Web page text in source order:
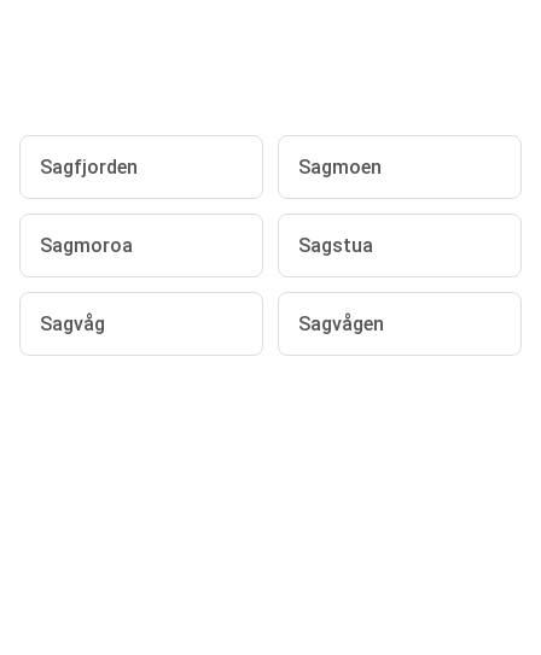
Sagfjorden Sagmoen
Sagmoroa Sagstua
Sagvåg Sagvågen